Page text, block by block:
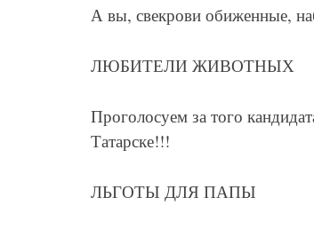
А вы, свекрови обиженные,
ЛЮБИТЕЛИ ЖИВОТНЫХ
Проголосуем за того
Татарске!!!
ЛЬГОТЫ ДЛЯ ПАПЫ